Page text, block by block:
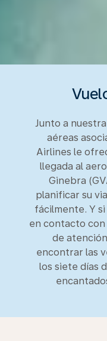
Junto a
aéreas
Airlines le
llegada al
Ginebra
planificar su
fácilmente. Y
en contacto
de
encontrar las
los siete días